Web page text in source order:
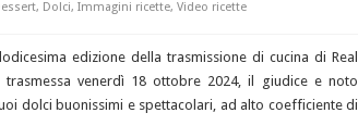
, Dolci, Immagini ricette, Video ricette
edizione della trasmissione di cucina di Real
venerdì 18 ottobre 2024, il giudice e noto
dolci buonissimi e spettacolari, ad alto coefficiente di